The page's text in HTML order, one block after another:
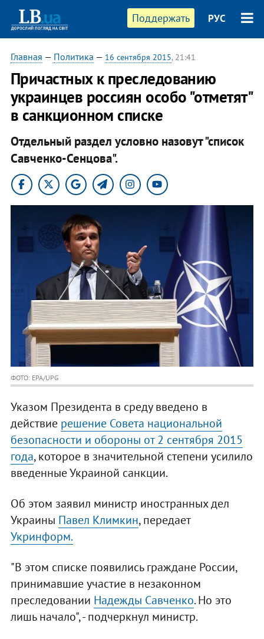
Поддержать РУС
Главная — Политика — 16 сентября 2015, 21:41
Причастных к преследованию
украинцев россиян особо "отметят"
в санкционном списке
Отдельный раздел условно назовут "список
Савченко-Сенцова".
ФОТО: EPA/UPG
Указом Президента в среду введено в
действие решение Совета национальной
безопасности и обороны от 2 сентября 2015
года, которое в значительной степени усилило
введенные Украиной санкции.
Об этом заявил министр иностранных дел
Украины Павел Климкин, передает
Укринформ.
"В этом списке появились граждане России,
принимавшие участие в незаконном
преследовании Надежды Савченко. Но это
лишь начало", - подчеркнул министр.